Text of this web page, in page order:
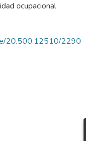
ocupacional
20.500.12510/2290